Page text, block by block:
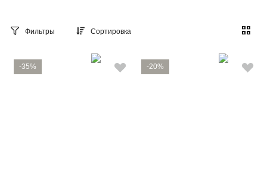
Фильтры Сортировка
-35% -20%